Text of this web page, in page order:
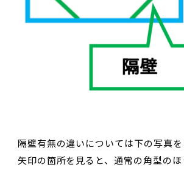
隔壁有無の違いについては下の写真を
矢印の箇所を見ると、通常の角型の